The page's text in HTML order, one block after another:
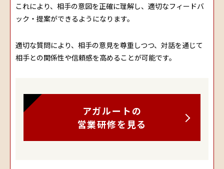
これにより、相手の意図を正確に理解し、適切なフィードバ
ック・提案ができるようになります。
適切な質問により、相手の意見を尊重しつつ、対話を通じて
相手との関係性や信頼感を高めることが可能です。
アガルートの
営業研修を見る